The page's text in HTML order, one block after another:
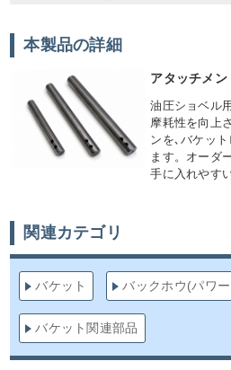
本製品の詳細
アタッチメン
油圧ショベル
摩耗性を向上
ンを､バケッ
ます。オーダ
手に入れやす
関連カテゴリ
バケット バックホウ(パワ
バケット関連部品